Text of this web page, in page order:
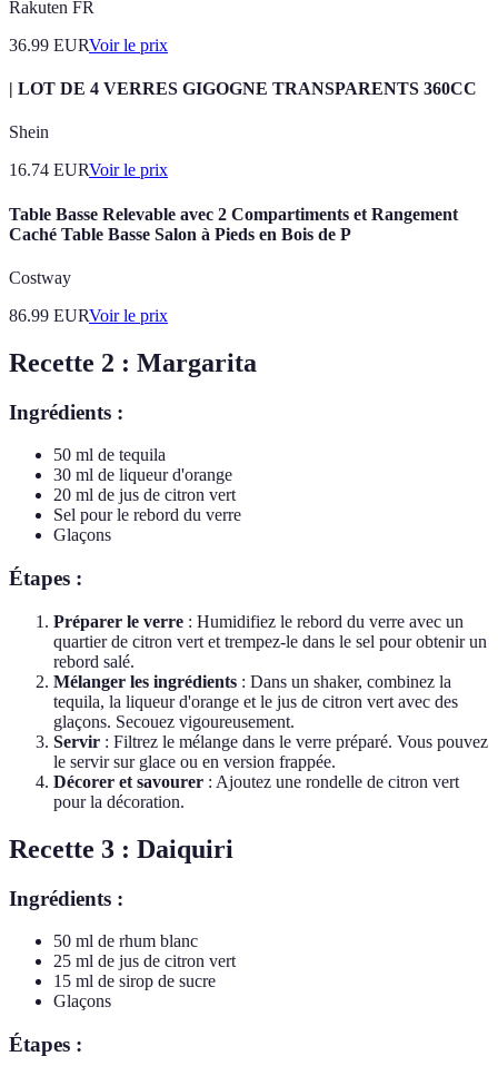
Rakuten FR
36.99 EURVoir le prix
| LOT DE 4 VERRES GIGOGNE TRANSPARENTS 360CC
Shein
16.74 EURVoir le prix
Table Basse Relevable avec 2 Compartiments et Rangement
Caché Table Basse Salon à Pieds en Bois de P
Costway
86.99 EURVoir le prix
Recette 2 : Margarita
Ingrédients :
50 ml de tequila
30 ml de liqueur d'orange
20 ml de jus de citron vert
Sel pour le rebord du verre
Glaçons
Étapes :
Préparer le verre : Humidifiez le rebord du verre avec un
quartier de citron vert et trempez-le dans le sel pour obtenir un
rebord salé.
Mélanger les ingrédients : Dans un shaker, combinez la
tequila, la liqueur d'orange et le jus de citron vert avec des
glaçons. Secouez vigoureusement.
Servir : Filtrez le mélange dans le verre préparé. Vous pouvez
le servir sur glace ou en version frappée.
Décorer et savourer : Ajoutez une rondelle de citron vert
pour la décoration.
Recette 3 : Daiquiri
Ingrédients :
50 ml de rhum blanc
25 ml de jus de citron vert
15 ml de sirop de sucre
Glaçons
Étapes :